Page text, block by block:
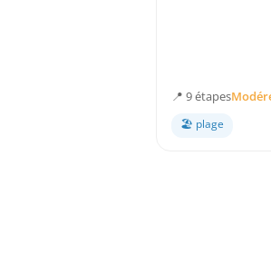
📍 9 étapes
🏖 plage